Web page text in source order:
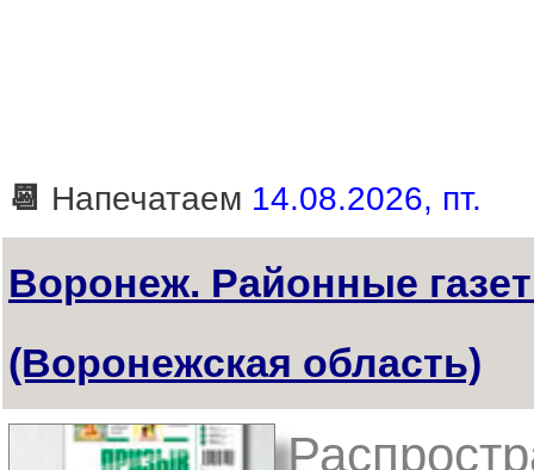
📆 Напечатаем 14.08.2026, пт.
Воронеж. Районные
(Воронежская область)